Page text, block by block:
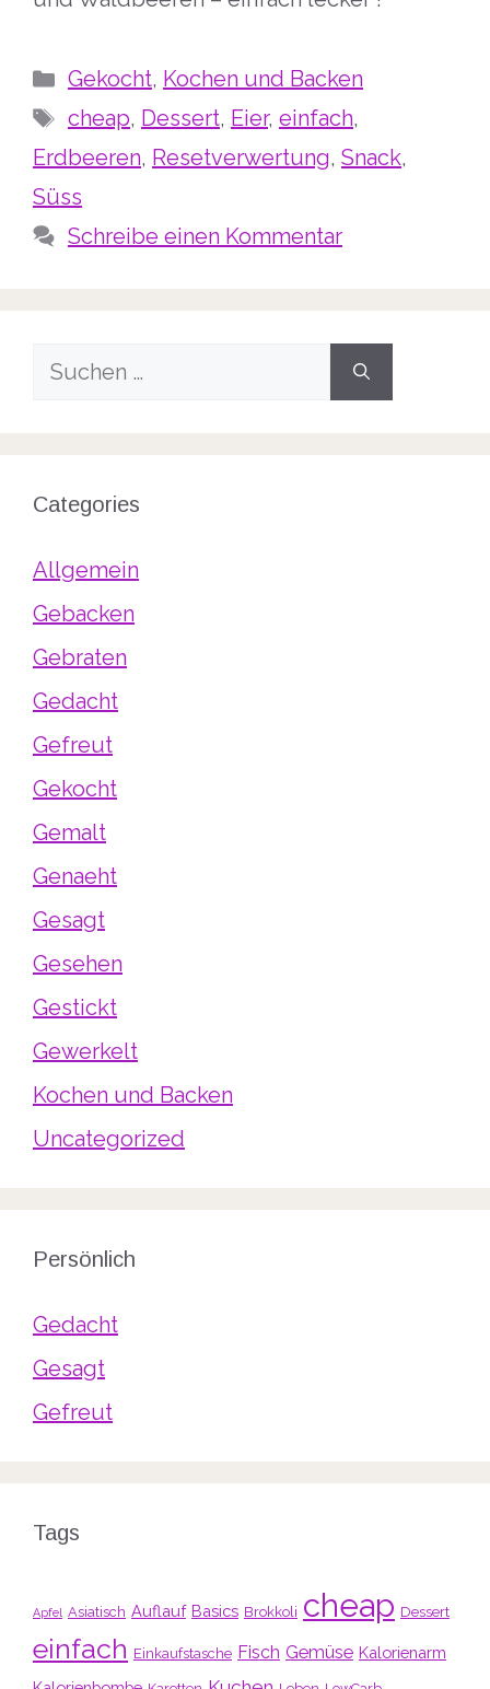
Kategorien
Gekocht, Kochen und Backen
Schlagwörter
cheap, Dessert, Eier, einfach,
Erdbeeren, Resetverwertung, Snack,
Süss
Schreibe einen Kommentar
Suche
Categories
Allgemein
Gebacken
Gebraten
Gedacht
Gefreut
Gekocht
Gemalt
Genaeht
Gesagt
Gesehen
Gestickt
Gewerkelt
Kochen und Backen
Uncategorized
Persönlich
Gedacht
Gesagt
Gefreut
Tags
Apfel Asiatisch Auflauf Basics Brokkoli cheap Dessert
einfach Einkaufstasche Fisch Gemüse Kalorienarm